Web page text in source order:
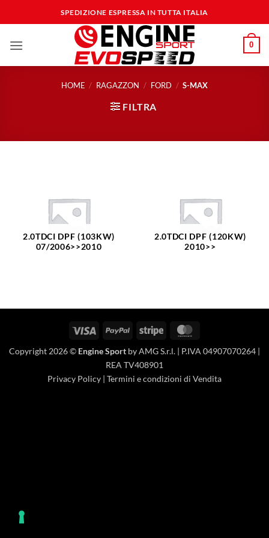
ai
SPEDIZIONE ESPRESSA IN TUTTA ITALIA
0
HOME / RAGAZZON / FORD / S-MAX
FILTRA
2.0TDCI DPF (103KW)
07/2006>>2010
2.0TDCI DPF (120KW)
2010>>
Visa PayPal Stripe
Copyright 2026 © Engine Sport by AMG S.r.l. | P.IVA 04907070264 |
REA TV408901
Privacy Policy | Termini e condizioni di Vendita